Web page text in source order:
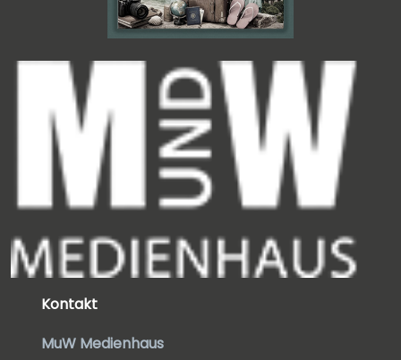
Kontakt
MuW Medienhaus